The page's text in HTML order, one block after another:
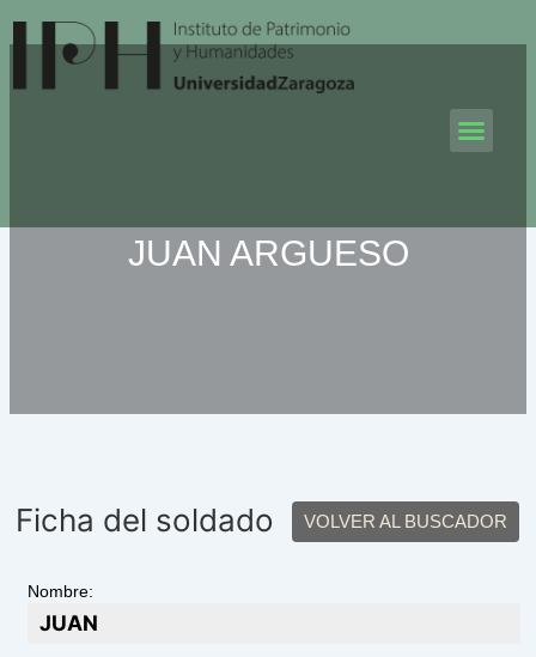
al
contenido
JUAN ARGUESO
Ficha del soldado VOLVER AL BUSCADOR
Nombre:
JUAN